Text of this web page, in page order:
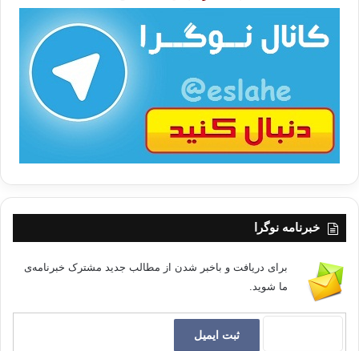
خبرنامه نوگرا
برای دریافت و باخبر شدن از مطالب جدید مشترک خبرنامه‌ی
ما شوید.